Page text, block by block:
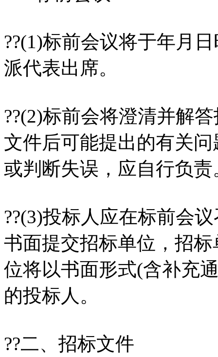
??(1)标前会议将于年月
派代表出席。
??(2)标前会将澄清并解
文件后可能提出的有关
或判断失误，应自行负责
??(3)投标人应在标前会
书面提交招标单位，招
位将以书面形式(含补充
的投标人。
??二、招标文件